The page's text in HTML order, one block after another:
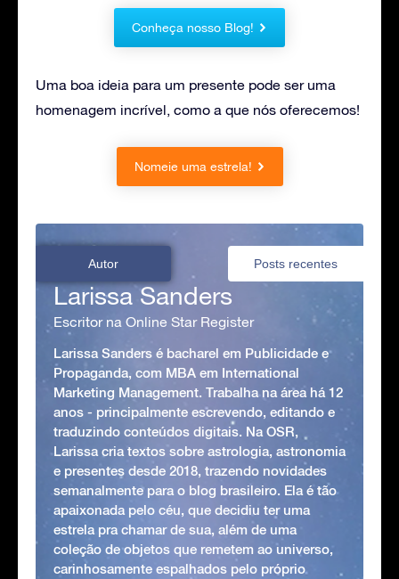
Conheça nosso Blog!
Uma boa ideia para um presente pode ser uma
homenagem incrível, como a que nós oferecemos!
Nomeie uma estrela!
Autor Posts recentes
Larissa Sanders
Escritor na Online Star Register
Larissa Sanders é bacharel em Publicidade e
Propaganda, com MBA em International
Marketing Management. Trabalha na área há 12
anos - principalmente escrevendo, editando e
traduzindo conteúdos digitais. Na OSR,
Larissa cria textos sobre astrologia, astronomia
e presentes desde 2018, trazendo novidades
semanalmente para o blog brasileiro. Ela é tão
apaixonada pelo céu, que decidiu ter uma
estrela pra chamar de sua, além de uma
coleção de objetos que remetem ao universo,
carinhosamente espalhados pelo próprio